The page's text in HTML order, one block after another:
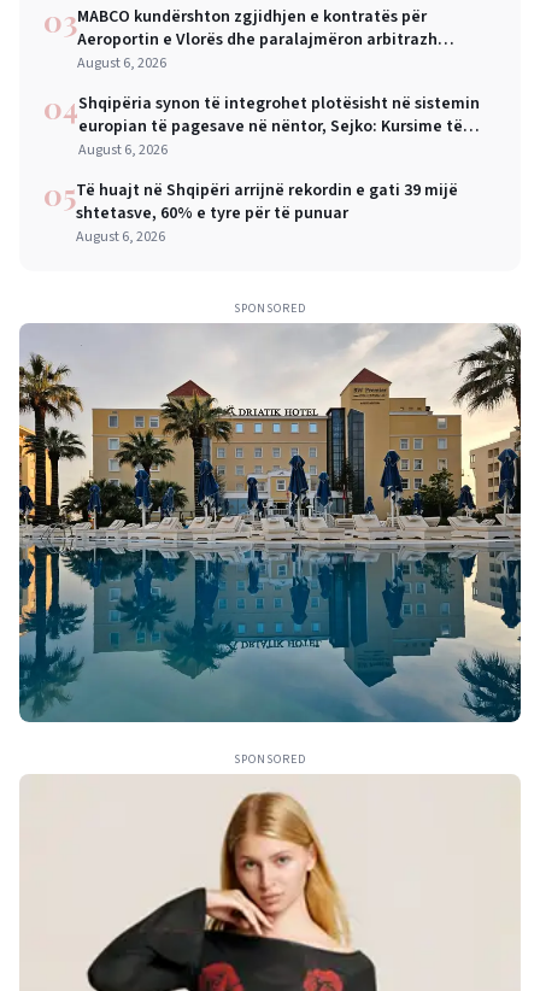
03MABCO kundërshton zgjidhjen e kontratës për
Aeroportin e Vlorës dhe paralajmëron arbitrazh
ndërkombëtar
August 6, 2026
04Shqipëria synon të integrohet plotësisht në sistemin
europian të pagesave në nëntor, Sejko: Kursime të
mëdha për qytetarët dhe bizneset
August 6, 2026
05Të huajt në Shqipëri arrijnë rekordin e gati 39 mijë
shtetasve, 60% e tyre për të punuar
August 6, 2026
SPONSORED
SPONSORED